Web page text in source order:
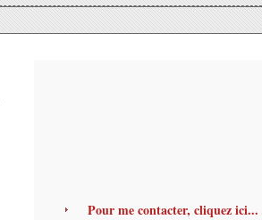
Pour me contacter, cliquez ici...